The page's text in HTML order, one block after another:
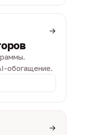
→
обогащение.
→